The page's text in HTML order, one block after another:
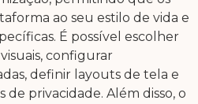
ao seu estilo de vida e
É possível escolher
configurar
definir layouts de tela e
privacidade. Além disso, o